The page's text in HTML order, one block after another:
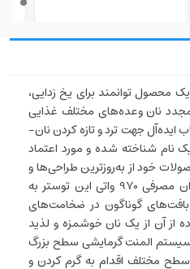
توستر بوش مدل TAT3P424 یک محصول توانمند برای یخ زدایی،
نان وعده‌­های مختلف غذایی
شما است. این دستگاه یک انتخاب ایده­‌آل جهت ترد و تازه کردن نان‌­
شناخته شده و مورد اعتماد
خود از به‌روزترین طراحی‌­ها و
تکنولوژی‌­ها استفاده می‌­کند. توان مصرفی 970 واتی این توستر به
بافت­‌های گوناگون در ضخامت­‌های
از آن از یک نان خوشمزه و لذید
سیستم المنت گرمایشی سطح بزرگ
و قابلیت تغییر میزان دما در 6 سطح مختلف اقدام به گرم کردن و